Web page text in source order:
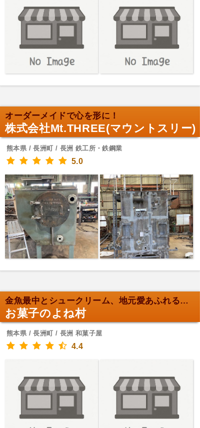
オーダーメイドで心を形に！
株式会社Mt.THREE(マウントスリー)
熊本県 / 長洲町 / 長洲 鉄工所・鉄鋼業
5.0
金魚最中とシュークリーム、地元愛あふれるお菓子屋
お菓子のよね村
熊本県 / 長洲町 / 長洲 和菓子屋
4.4